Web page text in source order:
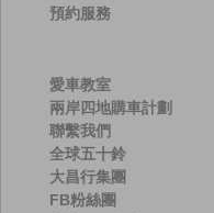
預約服務
愛車教室
兩岸四地購車計劃
聯繫我們
全球五十鈴
大昌行集團
FB粉絲團